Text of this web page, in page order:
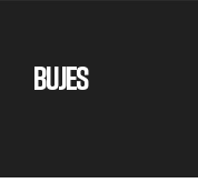
BUJES